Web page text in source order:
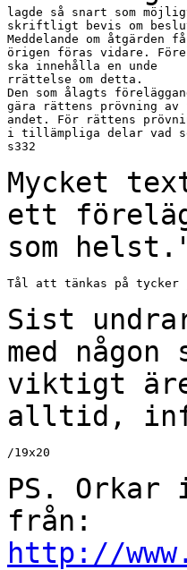
lagde så snart som
skriftligt bevis om
Meddelande om åtgärden
örigen föras vidare.
ska innehålla en unde
rrättelse om detta.
Den som ålagts
gära rättens prövning av
andet. För rättens
i tillämpliga delar vad
s332
Mycket
ett
som
Tål att tänkas på tycker
Sist
med någon
viktigt
alltid,
/19x20
PS.
från:
http://